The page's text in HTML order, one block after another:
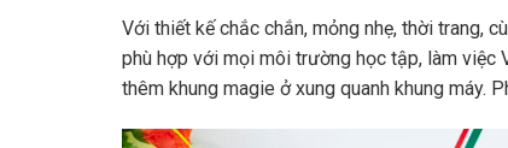
Với thiết kế chắc chắn, mỏng nhẹ, thời trang,
phù hợp với mọi môi trường học tập, làm
thêm khung magie ở xung quanh khung máy.